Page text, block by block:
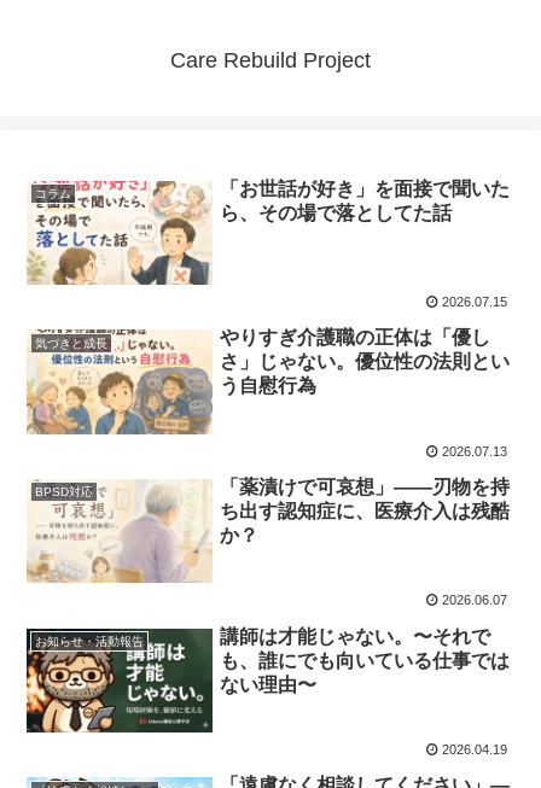
Care Rebuild Project
コラム
「お世話が好き」を面接で聞いた
ら、その場で落としてた話
2026.07.15
気づきと成長
やりすぎ介護職の正体は「優し
さ」じゃない。優位性の法則とい
う自慰行為
2026.07.13
BPSD対応
「薬漬けで可哀想」——刃物を持
ち出す認知症に、医療介入は残酷
か？
2026.06.07
お知らせ・活動報告
講師は才能じゃない。〜それで
も、誰にでも向いている仕事では
ない理由〜
2026.04.19